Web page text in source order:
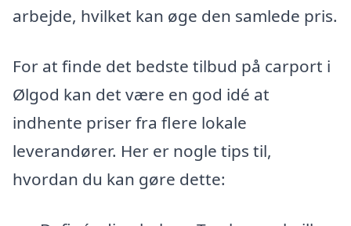
arbejde, hvilket kan øge den samlede pris.
For at finde det bedste tilbud på carport i
Ølgod kan det være en god idé at
indhente priser fra flere lokale
leverandører. Her er nogle tips til,
hvordan du kan gøre dette: